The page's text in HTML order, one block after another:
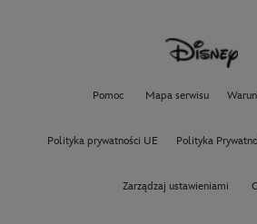
Pomoc Mapa serwisu
Polityka prywatności UE Polityka
Zarządzaj ustawieniami